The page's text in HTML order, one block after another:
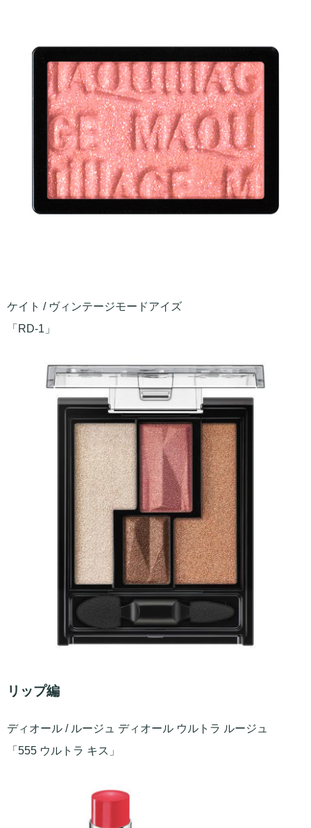
ケイト / ヴィンテージモードアイズ
「RD-1」
リップ編
ディオール / ルージュ ディオール ウルトラ ルージュ
「555 ウルトラ キス」